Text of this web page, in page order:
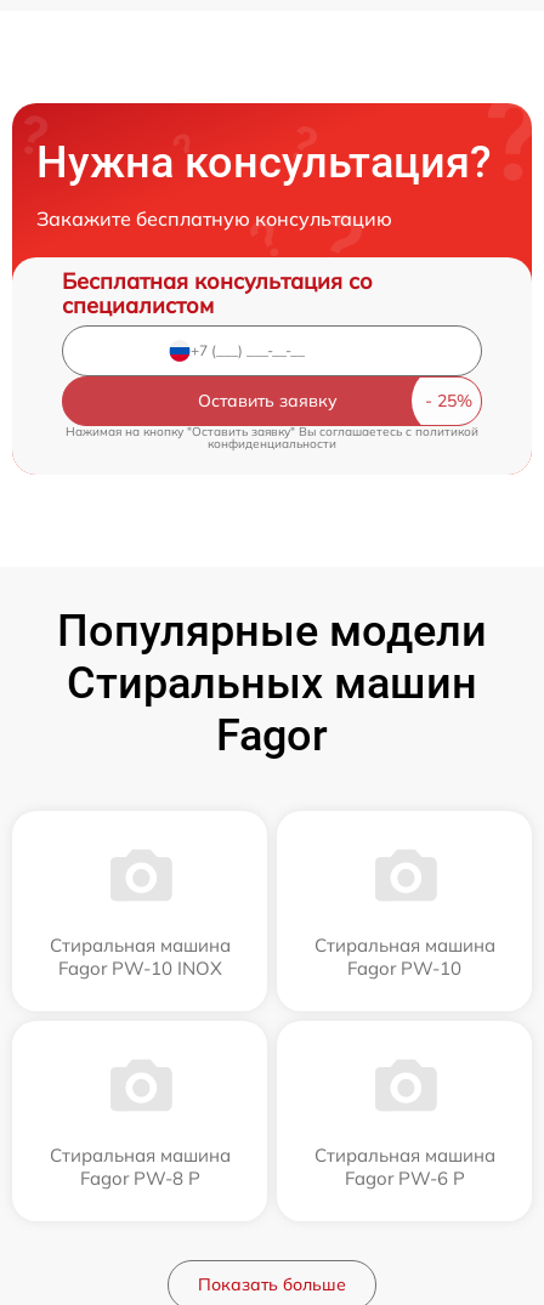
Нужна консультация?
Закажите бесплатную консультацию
Бесплатная консультация со
специалистом
Оставить заявку
Нажимая на кнопку "Оставить заявку" Вы соглашаетесь cполитикой
конфиденциальности
Популярные модели
Стиральных машин
Fagor
Стиральная машина
Fagor PW-10 INOX
Стиральная машина
Fagor PW-10
Стиральная машина
Fagor PW-8 P
Стиральная машина
Fagor PW-6 P
Показать больше